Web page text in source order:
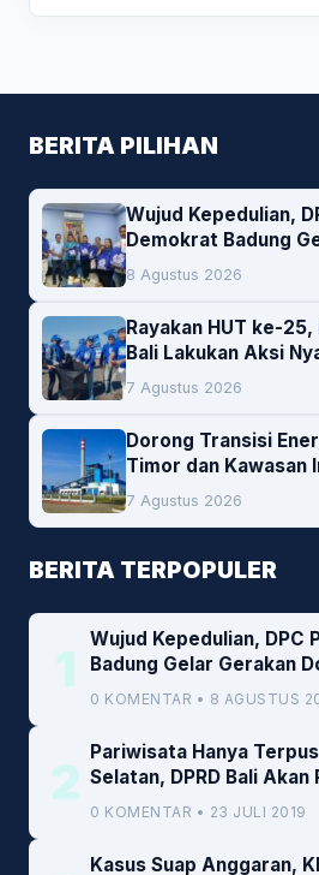
BERITA PILIHAN
Wujud Kepedulian,
Demokrat Badung
Darah
8 Agustus 2026
Rayakan HUT ke-
Bali Lakukan Aksi
Lingkungan
7 Agustus 2026
Dorong Transisi
Timor dan Kawasan
Peluang Investasi
Cofiring PLTU Bolok
7 Agustus 2026
BERITA TERPOPULER
1
Wujud Kepedulian, DPC
Badung Gelar Gerakan
0 KOMENTAR • 8 AGUSTUS
2
Pariwisata Hanya
Selatan, DPRD Bali Akan
0 KOMENTAR • 23 JULI 2019
Kasus Suap Anggaran,